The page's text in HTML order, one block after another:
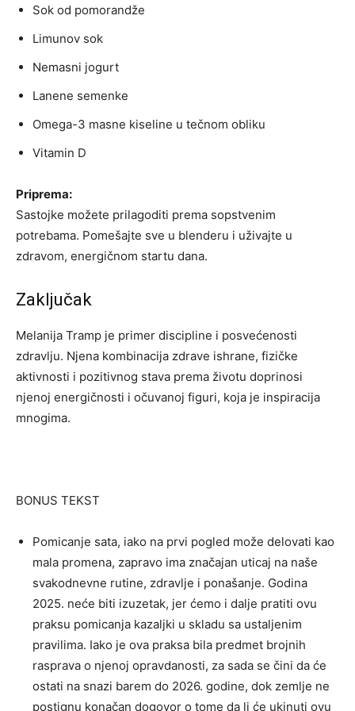
Sok od pomorandže
Limunov sok
Nemasni jogurt
Lanene semenke
Omega-3 masne kiseline u tečnom obliku
Vitamin D
Priprema:
Sastojke možete prilagoditi prema sopstvenim
potrebama. Pomešajte sve u blenderu i uživajte u
zdravom, energičnom startu dana.
Zaključak
Melanija Tramp je primer discipline i posvećenosti
zdravlju. Njena kombinacija zdrave ishrane, fizičke
aktivnosti i pozitivnog stava prema životu doprinosi
njenoj energičnosti i očuvanoj figuri, koja je inspiracija
mnogima.
BONUS TEKST
Pomicanje sata, iako na prvi pogled može delovati kao
mala promena, zapravo ima značajan uticaj na naše
svakodnevne rutine, zdravlje i ponašanje. Godina
2025. neće biti izuzetak, jer ćemo i dalje pratiti ovu
praksu pomicanja kazaljki u skladu sa ustaljenim
pravilima. Iako je ova praksa bila predmet brojnih
rasprava o njenoj opravdanosti, za sada se čini da će
ostati na snazi barem do 2026. godine, dok zemlje ne
postignu konačan dogovor o tome da li će ukinuti ovu